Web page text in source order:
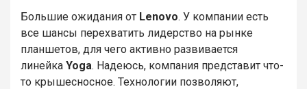
Большие ожидания от Lenovo. У компании есть
все шансы перехватить лидерство на рынке
планшетов, для чего активно развивается
линейка Yoga. Надеюсь, компания представит что-
то крышесносное. Технологии позволяют,